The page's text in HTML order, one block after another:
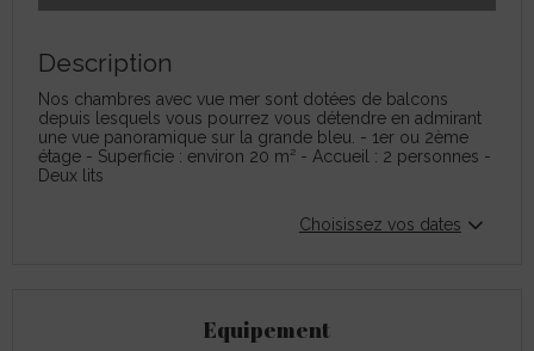
Description
Nos chambres avec vue mer sont dotées de balcons
depuis lesquels vous pourrez vous détendre en admirant
une vue panoramique sur la grande bleu. - 1er ou 2ème
étage - Superficie : environ 20 m² - Accueil : 2 personnes -
Deux lits
Choisissez vos dates
Equipement